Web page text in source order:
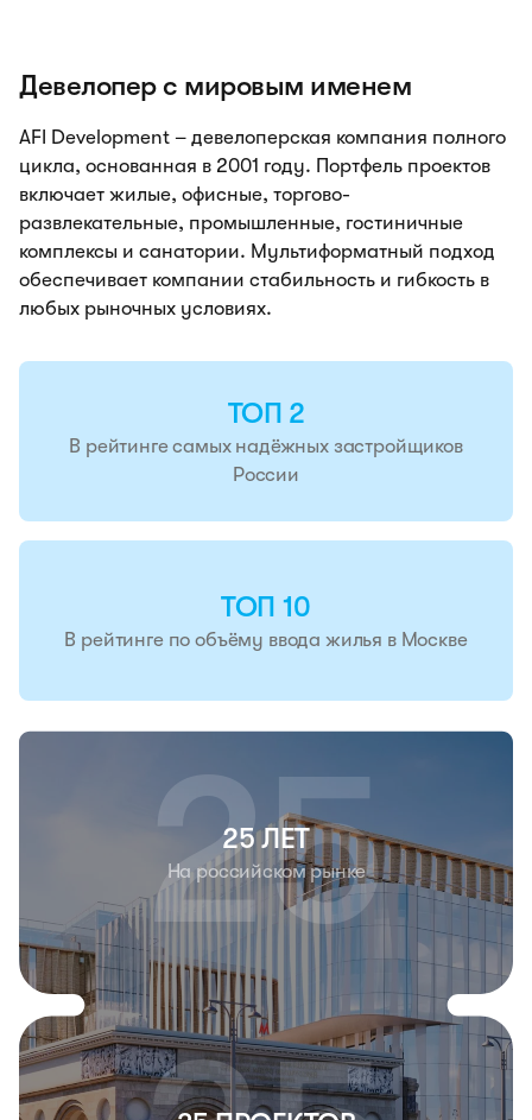
Девелопер с мировым именем
AFI Development – девелоперская компания полного
цикла, основанная в 2001 году. Портфель проектов
включает жилые, офисные, торгово-
развлекательные, промышленные, гостиничные
комплексы и санатории. Мультиформатный подход
обеспечивает компании стабильность и гибкость в
любых рыночных условиях.
ТОП 2
В рейтинге самых надёжных застройщиков
России
ТОП 10
В рейтинге по объёму ввода жилья в Москве
25 ЛЕТ
На российском рынке